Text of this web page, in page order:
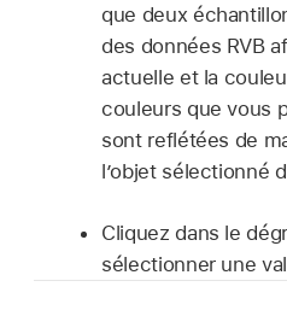
que deux
des données RVB
actuelle et la
couleurs que vous
sont reflétées de
l’objet sélectionné
Cliquez dans le
sélectionner une